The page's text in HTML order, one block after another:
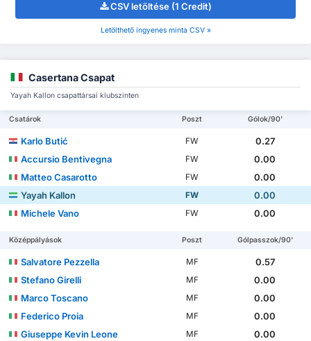
CSV letöltése (1 Credit)
Letölthető ingyenes minta CSV »
Casertana Csapat
Yayah Kallon csapattársai klubszinten
Csatárok Poszt Gólok/90'
Karlo Butić FW
0.27
Accursio Bentivegna
FW
0.00
Matteo Casarotto
FW
0.00
Yayah Kallon
FW
0.00
Michele Vano
FW 0.00
Középpályások Poszt Gólpasszok/90'
Salvatore Pezzella MF
0.57
Stefano Girelli
MF
0.00
Marco Toscano
MF
0.00
Federico Proia
MF
0.00
Giuseppe Kevin Leone
MF
0.00